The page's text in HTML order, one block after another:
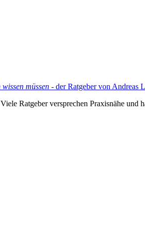
müssen - der Ratgeber von Andreas
Ratgeber versprechen Praxisnähe